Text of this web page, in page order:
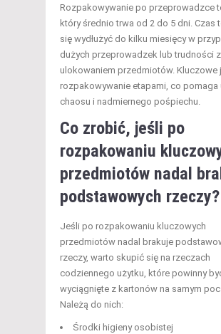
Rozpakowywanie po przeprowadzce
który średnio trwa od 2 do 5 dni. Czas
się wydłużyć do kilku miesięcy w
dużych przeprowadzek lub trudności z
ulokowaniem przedmiotów. Kluczowe
rozpakowywanie etapami, co pomaga
chaosu i nadmiernego pośpiechu.
Co zrobić, jeśli po
rozpakowaniu
przedmiotów nadal
podstawowych rzeczy?
Jeśli po rozpakowaniu kluczowych
przedmiotów nadal brakuje
rzeczy, warto skupić się na rzeczach
codziennego użytku, które powinny
wyciągnięte z kartonów na samym
Należą do nich:
Środki higieny osobistej